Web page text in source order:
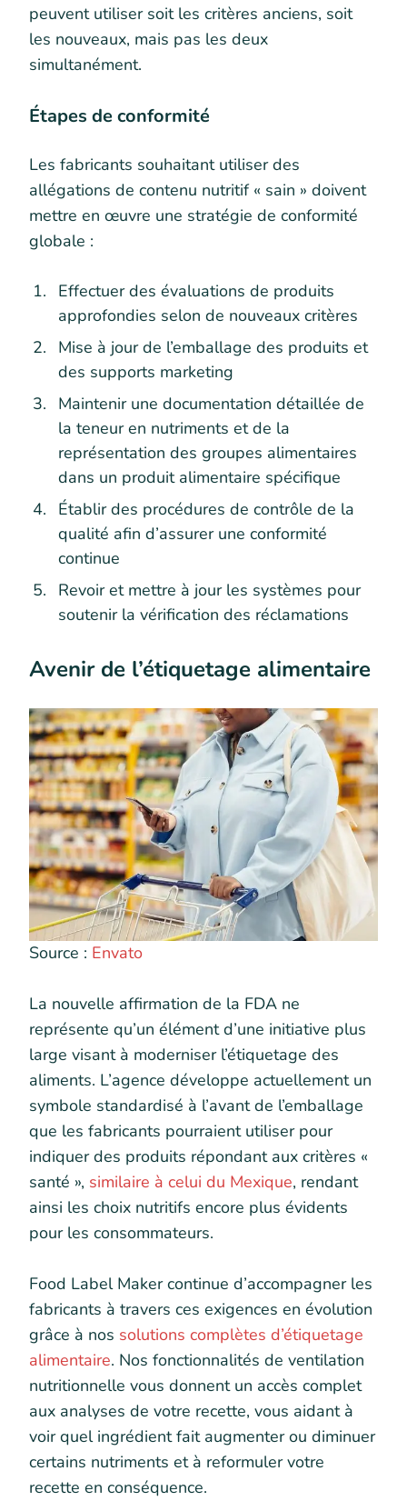
peuvent utiliser soit les critères anciens, soit
les nouveaux, mais pas les deux
simultanément.
Étapes de conformité
Les fabricants souhaitant utiliser des
allégations de contenu nutritif « sain » doivent
mettre en œuvre une stratégie de conformité
globale :
Effectuer des évaluations de produits
approfondies selon de nouveaux critères
Mise à jour de l’emballage des produits et
des supports marketing
Maintenir une documentation détaillée de
la teneur en nutriments et de la
représentation des groupes alimentaires
dans un produit alimentaire spécifique
Établir des procédures de contrôle de la
qualité afin d’assurer une conformité
continue
Revoir et mettre à jour les systèmes pour
soutenir la vérification des réclamations
Avenir de l’étiquetage alimentaire
Source : Envato
La nouvelle affirmation de la FDA ne
représente qu’un élément d’une initiative plus
large visant à moderniser l’étiquetage des
aliments. L’agence développe actuellement un
symbole standardisé à l’avant de l’emballage
que les fabricants pourraient utiliser pour
indiquer des produits répondant aux critères «
santé », similaire à celui du Mexique, rendant
ainsi les choix nutritifs encore plus évidents
pour les consommateurs.
Food Label Maker continue d’accompagner les
fabricants à travers ces exigences en évolution
grâce à nos solutions complètes d’étiquetage
alimentaire. Nos fonctionnalités de ventilation
nutritionnelle vous donnent un accès complet
aux analyses de votre recette, vous aidant à
voir quel ingrédient fait augmenter ou diminuer
certains nutriments et à reformuler votre
recette en conséquence.